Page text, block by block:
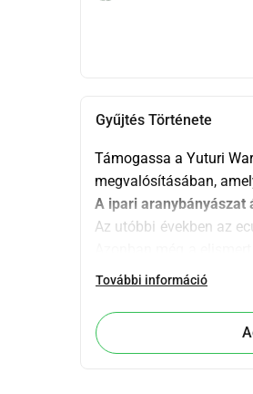
Gyűjtés Története
Támogassa a Yuturi
megvalósításában,
A ipari aranybányászat
Az utóbbi években az
mivel gyakran lépnek
szennyezésével
elsősorban a higany,
További információ